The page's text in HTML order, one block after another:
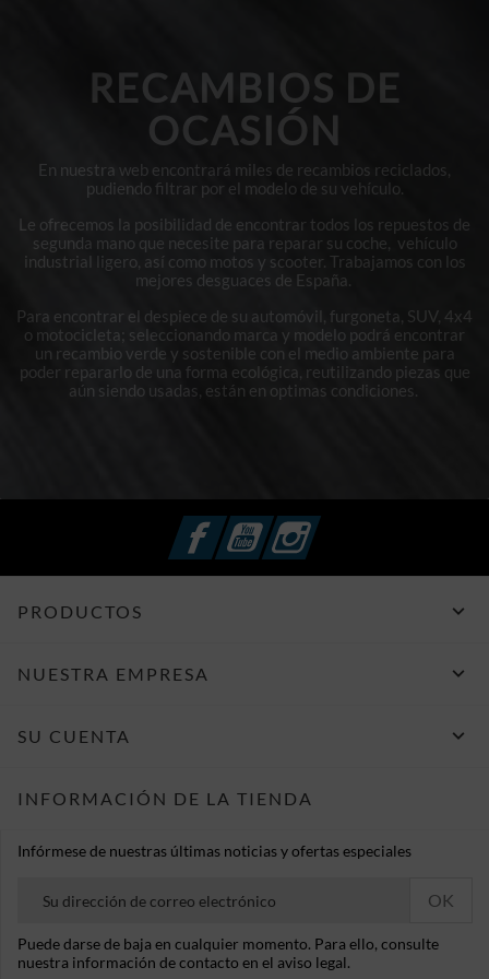
RECAMBIOS DE
OCASIÓN
En nuestra web encontrará miles de recambios reciclados,
pudiendo filtrar por el modelo de su vehículo.
Le ofrecemos la posibilidad de encontrar todos los repuestos de
segunda mano que necesite para reparar su coche, vehículo
industrial ligero, así como motos y scooter. Trabajamos con los
mejores desguaces de España.
Para encontrar el despiece de su automóvil, furgoneta, SUV, 4x4
o motocicleta; seleccionando marca y modelo podrá encontrar
un recambio verde y sostenible con el medio ambiente para
poder repararlo de una forma ecológica, reutilizando piezas que
aún siendo usadas, están en optimas condiciones.
FacebookYouTubeInstagram
PRODUCTOS 
NUESTRA EMPRESA 
SU CUENTA 
INFORMACIÓN DE LA TIENDA
Infórmese de nuestras últimas noticias y ofertas especiales
Puede darse de baja en cualquier momento. Para ello, consulte
nuestra información de contacto en el aviso legal.